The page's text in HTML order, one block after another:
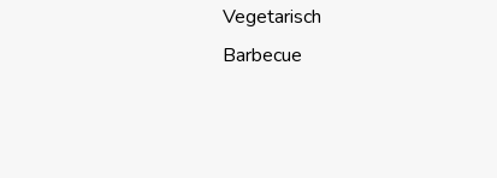
Vegetarisch
Barbecue